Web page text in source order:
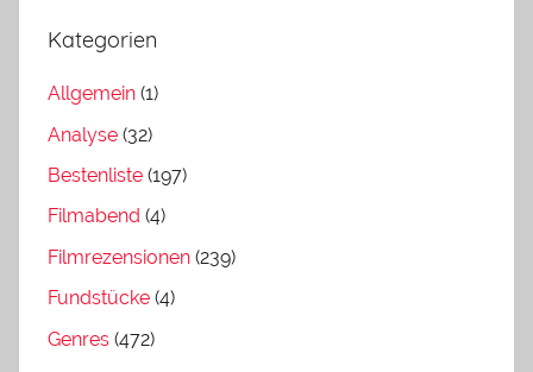
Kategorien
Allgemein (1)
Analyse (32)
Bestenliste (197)
Filmabend (4)
Filmrezensionen (239)
Fundstücke (4)
Genres (472)